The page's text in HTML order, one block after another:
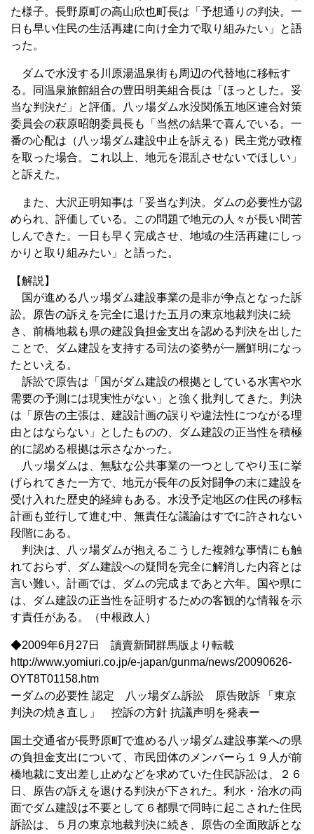
た様子。長野原町の高山欣也町長は「予想通りの判決。一
日も早い住民の生活再建に向け全力で取り組みたい」と語
った。
ダムで水没する川原湯温泉街も周辺の代替地に移転す
る。同温泉旅館組合の豊田明美組合長は「ほっとした。妥
当な判決だ」と評価。八ッ場ダム水没関係五地区連合対策
委員会の萩原昭朗委員長も「当然の結果で喜んでいる。一
番の心配は（八ッ場ダム建設中止を訴える）民主党が政権
を取った場合。これ以上、地元を混乱させないでほしい」
と訴えた。
また、大沢正明知事は「妥当な判決。ダムの必要性が認
められ、評価している。この問題で地元の人々が長い間苦
しんできた。一日も早く完成させ、地域の生活再建にしっ
かりと取り組みたい」と語った。
【解説】
国が進める八ッ場ダム建設事業の是非が争点となった訴
訟。原告の訴えを完全に退けた五月の東京地裁判決に続
き、前橋地裁も県の建設負担金支出を認める判決を出した
ことで、ダム建設を支持する司法の姿勢が一層鮮明になっ
たといえる。
訴訟で原告は「国がダム建設の根拠としている水害や水
需要の予測には現実性がない」と強く批判してきた。判決
は「原告の主張は、建設計画の誤りや違法性につながる理
由とはならない」としたものの、ダム建設の正当性を積極
的に認める根拠は示さなかった。
八ッ場ダムは、無駄な公共事業の一つとしてやり玉に挙
げられてきた一方で、地元が長年の反対闘争の末に建設を
受け入れた歴史的経緯もある。水没予定地区の住民の移転
計画も並行して進む中、無責任な議論はすでに許されない
段階にある。
判決は、八ッ場ダムが抱えるこうした複雑な事情にも触
れておらず、ダム建設への疑問を完全に解消した内容とは
言い難い。計画では、ダムの完成まであと六年。国や県に
は、ダム建設の正当性を証明するための客観的な情報を示
す責任がある。（中根政人）
◆2009年6月27日 讀賣新聞群馬版より転載
http://www.yomiuri.co.jp/e-japan/gunma/news/20090626-
OYT8T01158.htm
ーダムの必要性 認定 八ッ場ダム訴訟 原告敗訴 「東京
判決の焼き直し」 控訴の方針 抗議声明を発表ー
国土交通省が長野原町で進める八ッ場ダム建設事業への県
の負担金支出について、市民団体のメンバーら１９人が前
橋地裁に支出差し止めなどを求めていた住民訴訟は、２６
日、原告の訴えを退ける判決が下された。利水・治水の両
面でダム建設は不要として６都県で同時に起こされた住民
訴訟は、５月の東京地裁判決に続き、原告の全面敗訴とな